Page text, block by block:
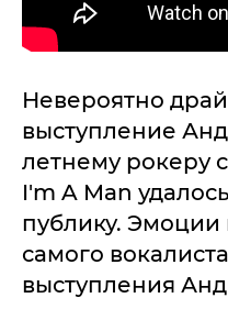
Невероятно
выступление
летнему рокеру
I'm A Man
публику.
самого
выступления